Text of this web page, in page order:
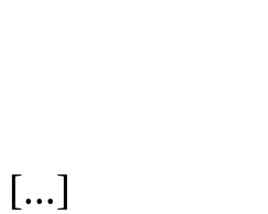
[...]